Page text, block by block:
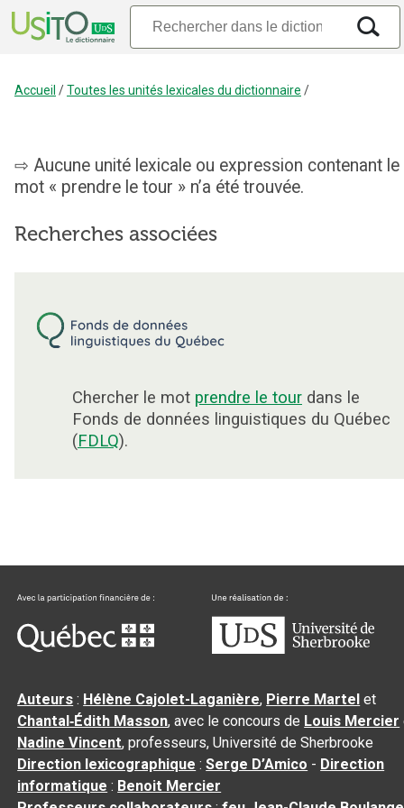
Accueil /Toutes les unités lexicales du dictionnaire /
Aucune unité lexicale ou expression contenant le
mot « prendre le tour » n’a été trouvée.
Recherches associées
Chercher le mot prendre le tour dans le
Fonds de données linguistiques du Québec
(FDLQ).
Auteurs : Hélène Cajolet-Laganière, Pierre Martel et
Chantal‑Édith Masson, avec le concours de Louis Mercier
Nadine Vincent, professeurs, Université de Sherbrooke
Direction lexicographique :Serge D’Amico - Direction
informatique : Benoit Mercier